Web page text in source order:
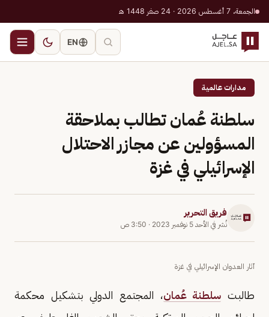
الجمعة، 7 أغسطس 2026 · 24 صفر 1448 هـ
EN
مدارات عالمية
سلطنة عُمان تطالب بملاحقة
المسؤولين عن مجازر الاحتلال
الإسرائيلي في غزة
فريق التحرير
نُشر في الأحد 5 نوفمبر 2023 · 3:50 ص
آثار العدوان الإسرائيلي في غزة
طالبت سلطنة عُمان، المجتمع الدولي بتشكيل محكمة